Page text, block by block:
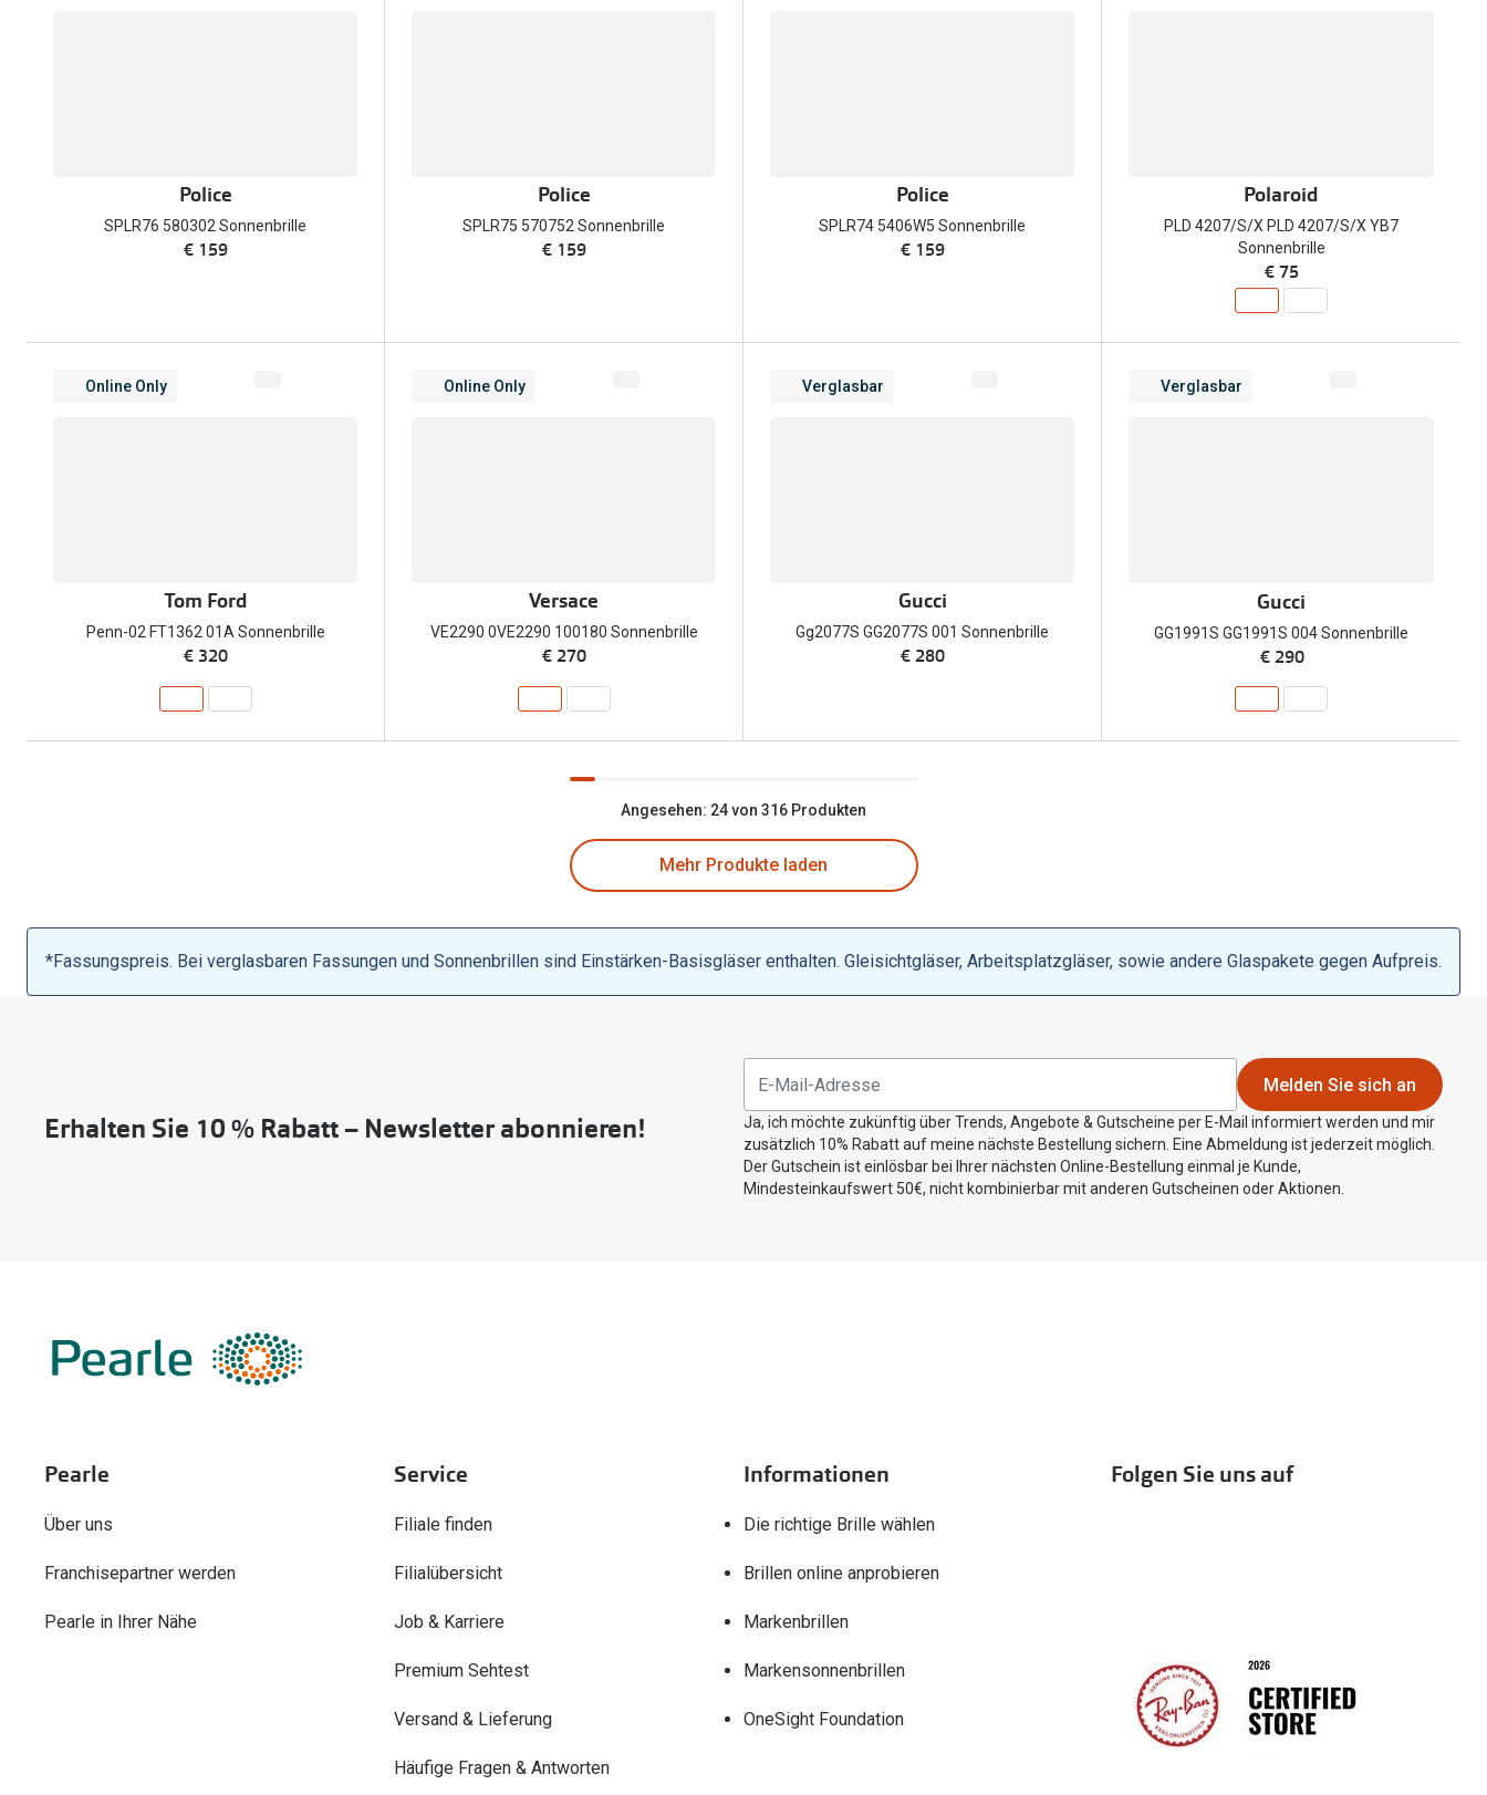
Police
SPLR76 580302 Sonnenbrille
€ 159
Police
SPLR75 570752 Sonnenbrille
€ 159
Police
SPLR74 5406W5 Sonnenbrille
€ 159
Polaroid
PLD 4207/S/X PLD 4207/S/X YB7
Sonnenbrille
€ 75
Online Only
Tom Ford
Penn-02 FT1362 01A Sonnenbrille
€ 320
Online Only
Versace
VE2290 0VE2290 100180 Sonnenbrille
€ 270
Verglasbar
Gucci
Gg2077S GG2077S 001 Sonnenbrille
€ 280
Verglasbar
Gucci
GG1991S GG1991S 004 Sonnenbrille
€ 290
Angesehen: 24 von 316 Produkten
Mehr Produkte laden
*Fassungspreis. Bei verglasbaren Fassungen und Sonnenbrillen sind Einstärken-Basisgläser enthalten. Gleisichtgläser, Arbeitsplatzgläser, sowie andere Glaspakete gegen Aufpreis.
Erhalten Sie 10 % Rabatt – Newsletter abonnieren!
Melden Sie sich an
Ja, ich möchte zukünftig über Trends, Angebote & Gutscheine per E-Mail informiert werden und mir
zusätzlich 10% Rabatt auf meine nächste Bestellung sichern. Eine Abmeldung ist jederzeit möglich.
Der Gutschein ist einlösbar bei Ihrer nächsten Online-Bestellung einmal je Kunde,
Mindesteinkaufswert 50€, nicht kombinierbar mit anderen Gutscheinen oder Aktionen.
Pearle
Über uns
Franchisepartner werden
Pearle in Ihrer Nähe
Service
Filiale finden
Filialübersicht
Job & Karriere
Premium Sehtest
Versand & Lieferung
Häufige Fragen & Antworten
Informationen
Die richtige Brille wählen
Brillen online anprobieren
Markenbrillen
Markensonnenbrillen
OneSight Foundation
Folgen Sie uns auf